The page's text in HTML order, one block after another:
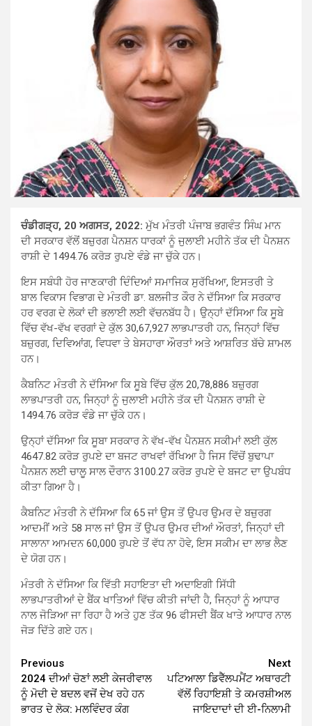
ਚੰਡੀਗੜ੍ਹ, 20 ਅਗਸਤ, 2022: ਮੁੱਖ ਮੰਤਰੀ ਪੰਜਾਬ ਭਗਵੰਤ ਸਿੰਘ ਮਾਨ
ਦੀ ਸਰਕਾਰ ਵੱਲੋਂ ਬਜ਼ੁਰਗ ਪੈਨਸ਼ਨ ਧਾਰਕਾਂ ਨੂੰ ਜੁਲਾਈ ਮਹੀਨੇ ਤੱਕ ਦੀ ਪੈਨਸ਼ਨ
ਰਾਸ਼ੀ ਦੇ 1494.76 ਕਰੋੜ ਰੁਪਏ ਵੰਡੇ ਜਾ ਚੁੱਕੇ ਹਨ।
ਇਸ ਸਬੰਧੀ ਹੋਰ ਜਾਣਕਾਰੀ ਦਿੰਦਿਆਂ ਸਮਾਜਿਕ ਸੁਰੱਖਿਆ, ਇਸਤਰੀ ਤੇ
ਬਾਲ ਵਿਕਾਸ ਵਿਭਾਗ ਦੇ ਮੰਤਰੀ ਡਾ. ਬਲਜੀਤ ਕੌਰ ਨੇ ਦੱਸਿਆ ਕਿ ਸਰਕਾਰ
ਹਰ ਵਰਗ ਦੇ ਲੋਕਾਂ ਦੀ ਭਲਾਈ ਲਈ ਵੱਚਨਬੱਧ ਹੈ। ਉਨ੍ਹਾਂ ਦੱਸਿਆ ਕਿ ਸੂਬੇ
ਵਿੱਚ ਵੱਖ-ਵੱਖ ਵਰਗਾਂ ਦੇ ਕੁੱਲ 30,67,927 ਲਾਭਪਾਤਰੀ ਹਨ, ਜਿਨ੍ਹਾਂ ਵਿੱਚ
ਬਜ਼ੁਰਗ, ਦਿਵਿਆਂਗ, ਵਿਧਵਾ ਤੇ ਬੇਸਹਾਰਾ ਔਰਤਾਂ ਅਤੇ ਆਸ਼ਰਿਤ ਬੱਚੇ ਸ਼ਾਮਲ
ਹਨ।
ਕੈਬਨਿਟ ਮੰਤਰੀ ਨੇ ਦੱਸਿਆ ਕਿ ਸੂਬੇ ਵਿੱਚ ਕੁੱਲ 20,78,886 ਬਜ਼ੁਰਗ
ਲਾਭਪਾਤਰੀ ਹਨ, ਜਿਨ੍ਹਾਂ ਨੂੰ ਜੁਲਾਈ ਮਹੀਨੇ ਤੱਕ ਦੀ ਪੈਨਸ਼ਨ ਰਾਸ਼ੀ ਦੇ
1494.76 ਕਰੋੜ ਵੰਡੇ ਜਾ ਚੁੱਕੇ ਹਨ।
ਉਨ੍ਹਾਂ ਦੱਸਿਆ ਕਿ ਸੂਬਾ ਸਰਕਾਰ ਨੇ ਵੱਖ-ਵੱਖ ਪੈਨਸ਼ਨ ਸਕੀਮਾਂ ਲਈ ਕੁੱਲ
4647.82 ਕਰੋੜ ਰੁਪਏ ਦਾ ਬਜਟ ਰਾਖਵਾਂ ਰੱਖਿਆ ਹੈ ਜਿਸ ਵਿੱਚੋਂ ਬੁਢਾਪਾ
ਪੈਨਸ਼ਨ ਲਈ ਚਾਲੂ ਸਾਲ ਦੌਰਾਨ 3100.27 ਕਰੋੜ ਰੁਪਏ ਦੇ ਬਜਟ ਦਾ ਉਪਬੰਧ
ਕੀਤਾ ਗਿਆ ਹੈ।
ਕੈਬਨਿਟ ਮੰਤਰੀ ਨੇ ਦੱਸਿਆ ਕਿ 65 ਜਾਂ ਉਸ ਤੋਂ ਉਪਰ ਉਮਰ ਦੇ ਬਜ਼ੁਰਗ
ਆਦਮੀਂ ਅਤੇ 58 ਸਾਲ ਜਾਂ ਉਸ ਤੋਂ ਉਪਰ ਉਮਰ ਦੀਆਂ ਔਰਤਾਂ, ਜਿਨ੍ਹਾਂ ਦੀ
ਸਾਲਾਨਾ ਆਮਦਨ 60,000 ਰੁਪਏ ਤੋਂ ਵੱਧ ਨਾ ਹੋਵੇ, ਇਸ ਸਕੀਮ ਦਾ ਲਾਭ ਲੈਣ
ਦੇ ਯੋਗ ਹਨ।
ਮੰਤਰੀ ਨੇ ਦੱਸਿਆ ਕਿ ਵਿੱਤੀ ਸਹਾਇਤਾ ਦੀ ਅਦਾਇਗੀ ਸਿੱਧੀ
ਲਾਭਪਾਤਰੀਆਂ ਦੇ ਬੈਂਕ ਖਾਤਿਆਂ ਵਿੱਚ ਕੀਤੀ ਜਾਂਦੀ ਹੈ, ਜਿਨ੍ਹਾਂ ਨੂੰ ਆਧਾਰ
ਨਾਲ ਜੋੜਿਆ ਜਾ ਰਿਹਾ ਹੈ ਅਤੇ ਹੁਣ ਤੱਕ 96 ਫੀਸਦੀ ਬੈਂਕ ਖਾਤੇ ਆਧਾਰ ਨਾਲ
ਜੋੜ ਦਿੱਤੇ ਗਏ ਹਨ।
Continue
Reading
Previous
2024 ਦੀਆਂ ਚੋਣਾਂ ਲਈ ਕੇਜਰੀਵਾਲ
ਨੂੰ ਮੋਦੀ ਦੇ ਬਦਲ ਵਜੋਂ ਦੇਖ ਰਹੇ ਹਨ
ਭਾਰਤ ਦੇ ਲੋਕ: ਮਲਵਿੰਦਰ ਕੰਗ
Next
ਪਟਿਆਲਾ ਡਿਵੈੱਲਪਮੈਂਟ ਅਥਾਰਟੀ
ਵੱਲੋਂ ਰਿਹਾਇਸ਼ੀ ਤੇ ਕਮਰਸ਼ੀਅਲ
ਜਾਇਦਾਦਾਂ ਦੀ ਈ-ਨਿਲਾਮੀ